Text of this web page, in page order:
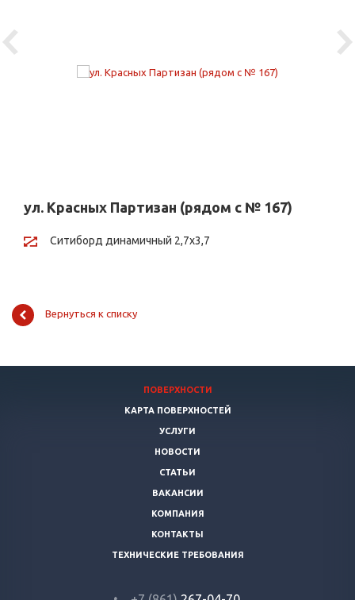
Previous
ул. Красных Партизан (рядом с № 167)
Ситиборд динамичный 2,7х3,7
Вернуться к списку
ПОВЕРХНОСТИ
КАРТА ПОВЕРХНОСТЕЙ
УСЛУГИ
НОВОСТИ
СТАТЬИ
ВАКАНСИИ
КОМПАНИЯ
КОНТАКТЫ
ТЕХНИЧЕСКИЕ ТРЕБОВАНИЯ